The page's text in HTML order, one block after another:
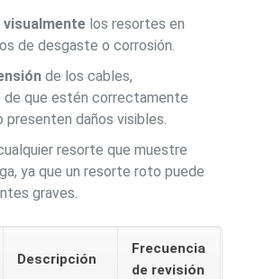
los resortes en
de desgaste o corrosión.
de los cables,
de que estén correctamente
presenten daños visibles.
resorte que muestre
ya que un resorte roto puede
graves.
Descripción
Frecuencia
de revisión